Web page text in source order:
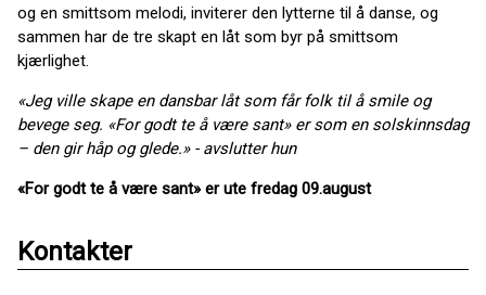
og en smittsom melodi, inviterer den lytterne til å danse, og
sammen har de tre skapt en låt som byr på smittsom
kjærlighet.
«Jeg ville skape en dansbar låt som får folk til å smile og
bevege seg. «For godt te å være sant» er som en solskinnsdag
– den gir håp og glede.» - avslutter hun
«For godt te å være sant» er ute fredag 09.august
Kontakter